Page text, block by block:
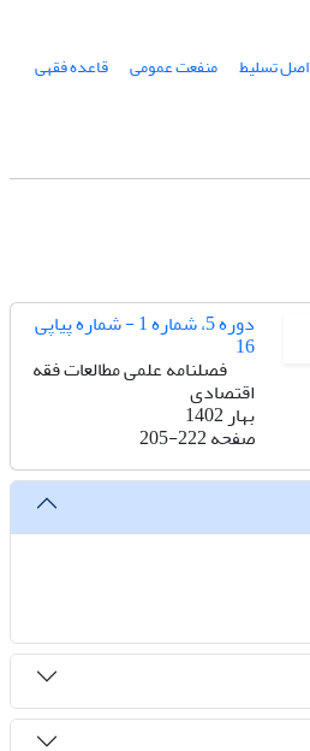
اصل تسلیط منفعت عمومی
قاعده فقهی
دوره 5، شماره 1 - شماره پیاپی
16
فصلنامه علمی مطالعات فقه
اقتصادی
بهار 1402
صفحه205-222